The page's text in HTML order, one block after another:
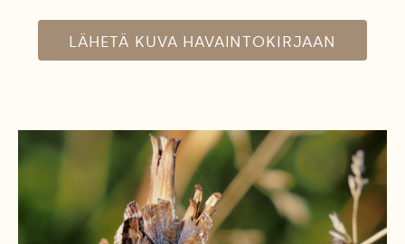
LÄHETÄ KUVA HAVAINTOKIRJAAN